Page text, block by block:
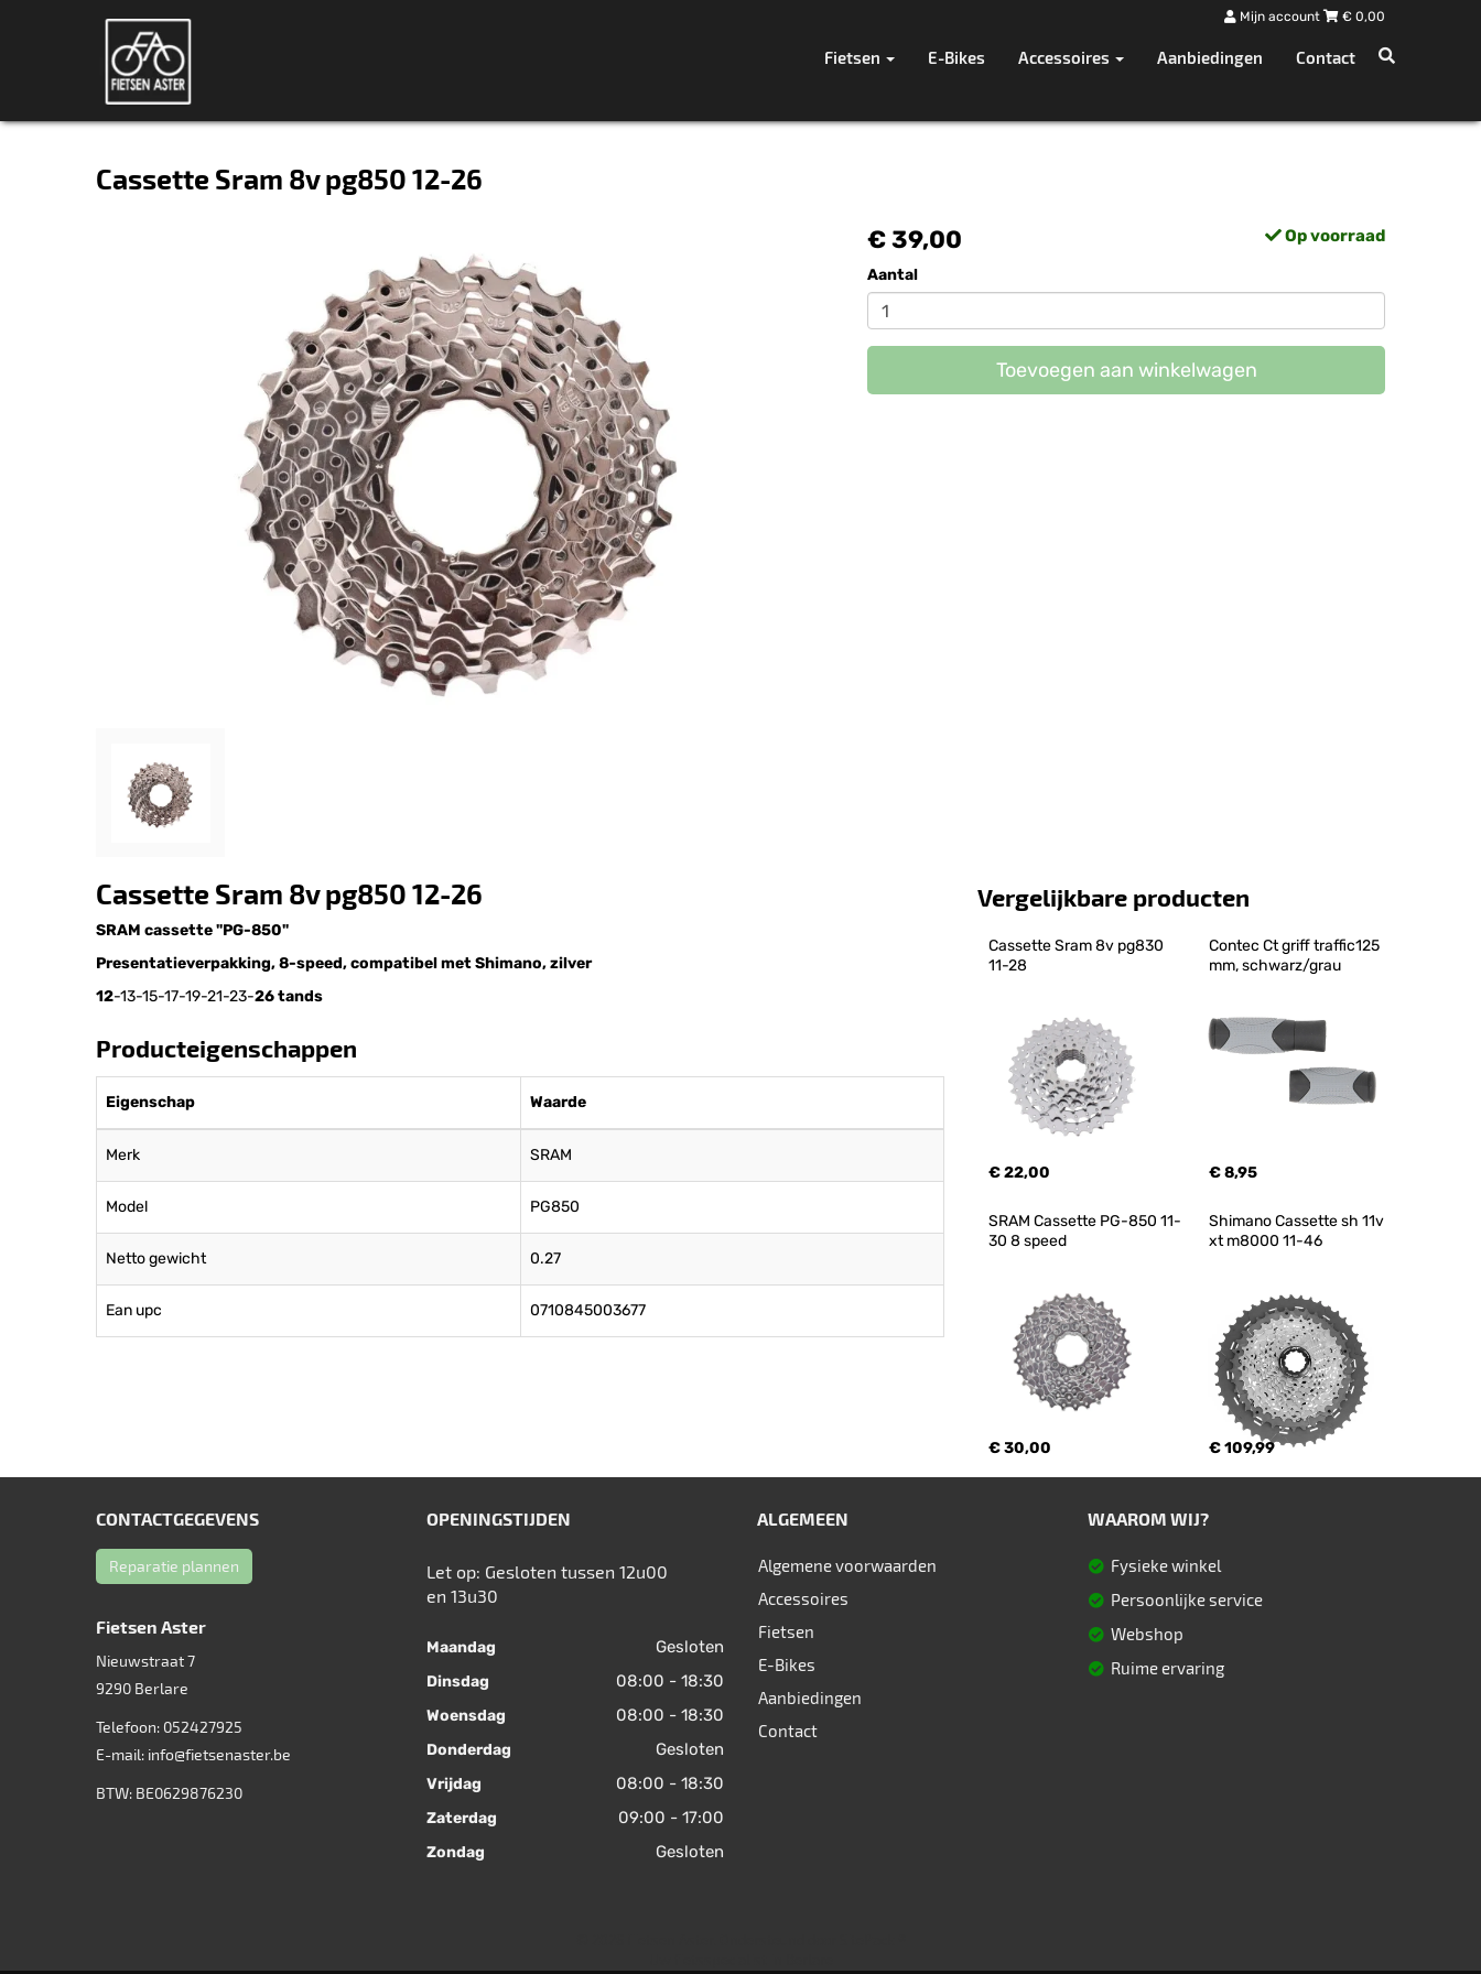
Mijn account € 0,00
Fietsen E-Bikes Accessoires Aanbiedingen Contact
Cassette Sram 8v pg850 12-26
€ 39,00 Op voorraad
Aantal
Toevoegen aan winkelwagen
Cassette Sram 8v pg850 12-26
SRAM cassette "PG-850"
Presentatieverpakking, 8-speed, compatibel met Shimano, zilver
12-13-15-17-19-21-23-26 tands
Producteigenschappen
Eigenschap Waarde
Merk SRAM
Model PG850
Netto gewicht 0.27
Ean upc 0710845003677
Vergelijkbare producten
Cassette Sram 8v pg830
11-28
€ 22,00
Contec Ct griff traffic125
mm, schwarz/grau
€ 8,95
SRAM Cassette PG-850 11-
30 8 speed
€ 30,00
Shimano Cassette sh 11v
xt m8000 11-46
€ 109,99
CONTACTGEGEVENS
Reparatie plannen
Fietsen Aster
Nieuwstraat 7
9290 Berlare
Telefoon: 052427925
E-mail: info@fietsenaster.be
BTW: BE0629876230
OPENINGSTIJDEN
Let op: Gesloten tussen 12u00
en 13u30
Maandag Gesloten
Dinsdag 08:00 - 18:30
Woensdag 08:00 - 18:30
Donderdag Gesloten
Vrijdag 08:00 - 18:30
Zaterdag 09:00 - 17:00
Zondag Gesloten
ALGEMEEN
Algemene voorwaarden
Accessoires
Fietsen
E-Bikes
Aanbiedingen
Contact
WAAROM WIJ?
Fysieke winkel
Persoonlijke service
Webshop
Ruime ervaring